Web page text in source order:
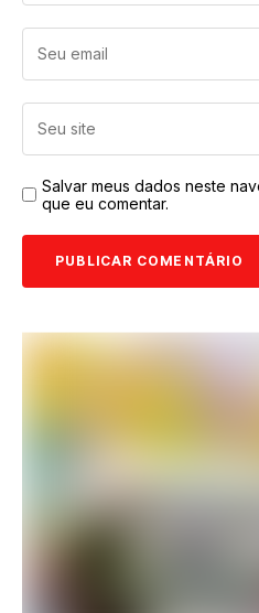
Salvar meus dados neste
que eu comentar.